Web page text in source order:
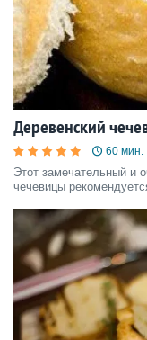
Деревенский
60 мин.
Этот замечательный и
чечевицы